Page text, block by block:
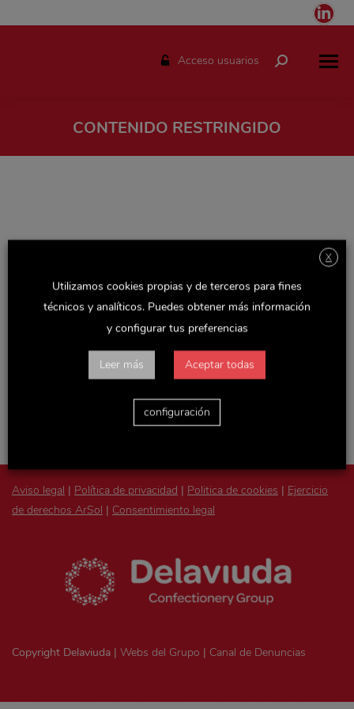
Acceso usuarios Buscar:
CONTENIDO RESTRINGIDO
Espacio solo disponible para el personal de Delaviuda.
Accede con tu usuario y podrás consultar todas las
novedades de la empresa, actualizaciones de Recursos
Aviso legal | Política de privacidad | Politica de cookies | Ejercicio
de derechos ArSol | Consentimiento legal
Copyright Delaviuda | Webs del Grupo | Canal de Denuncias
X
Utilizamos cookies propias y de terceros para fines
técnicos y analíticos. Puedes obtener más información
y configurar tus preferencias
Leer más Aceptar todas
configuración